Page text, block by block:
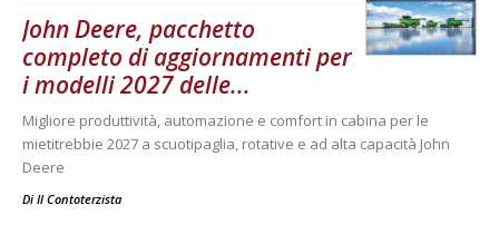
John Deere, pacchetto
completo di aggiornamenti per
i modelli 2027 delle...
Migliore produttività, automazione e comfort in cabina per le
mietitrebbie 2027 a scuotipaglia, rotative e ad alta capacità John
Deere
Di Il Contoterzista